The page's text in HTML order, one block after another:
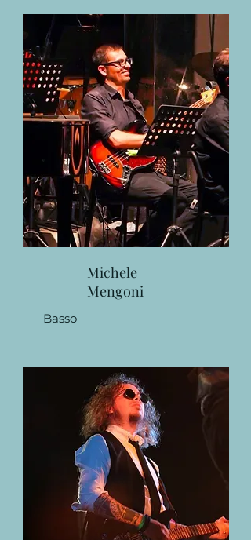
Michele
Mengoni
Basso